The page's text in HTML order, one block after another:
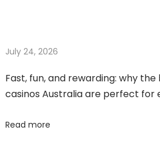
July 24, 2026
Fast, fun, and rewarding: why the
casinos Australia are perfect for
Read more